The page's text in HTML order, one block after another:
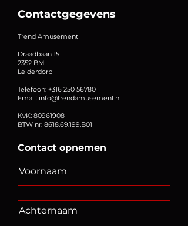
Contactgegevens
Trend Amusement
Draadbaan 15
2352 BM
Leiderdorp
Telefoon: +316 250 56780
Email: info@trendamusement.nl
KvK: 80961908
BTW nr: 8618.69.199.B01
Contact opnemen
Voornaam
Achternaam